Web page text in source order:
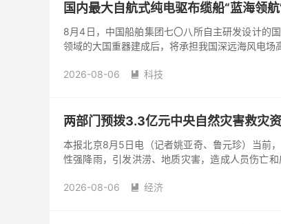
国内最大自航式纯电驱布缆船“蓝海领
8月4日，中国船舶集团七〇八所自主研发设计的
领域的大国重器建成后，将承担我国深远海风电场
2026-08-06  科技
两部门预拨3.3亿元中央自然灾害救灾
本报北京8月5日电（记者姚亚奇、鲁元珍）当前
性强降雨，引发洪涝、地质灾害，造成人员伤亡
2026-08-06
 经济